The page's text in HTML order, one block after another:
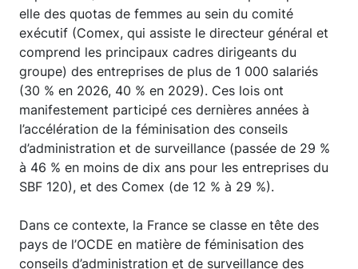
elle des quotas de femmes au sein du comité
exécutif (Comex, qui assiste le directeur général et
comprend les principaux cadres dirigeants du
groupe) des entreprises de plus de 1 000 salariés
(30 % en 2026, 40 % en 2029). Ces lois ont
manifestement participé ces dernières années à
l’accélération de la féminisation des conseils
d’administration et de surveillance (passée de 29 %
à 46 % en moins de dix ans pour les entreprises du
SBF 120), et des Comex (de 12 % à 29 %).
Dans ce contexte, la France se classe en tête des
pays de l’OCDE en matière de féminisation des
conseils d’administration et de surveillance des